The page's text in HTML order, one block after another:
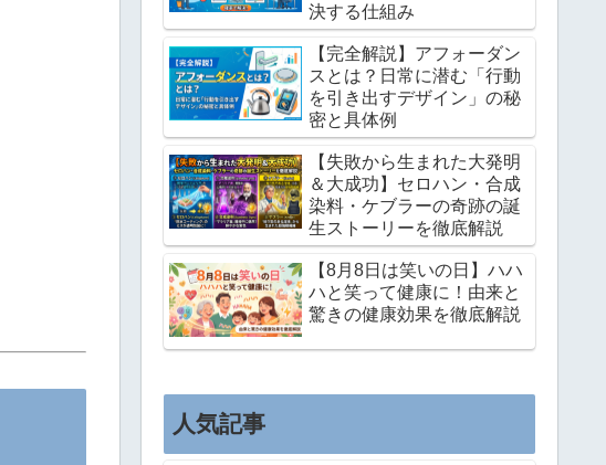
決する仕組み
【完全解説】アフォーダン
スとは？日常に潜む「行動
を引き出すデザイン」の秘
密と具体例
【失敗から生まれた大発明
＆大成功】セロハン・合成
染料・ケブラーの奇跡の誕
生ストーリーを徹底解説
【8月8日は笑いの日】ハハ
ハと笑って健康に！由来と
驚きの健康効果を徹底解説
人気記事